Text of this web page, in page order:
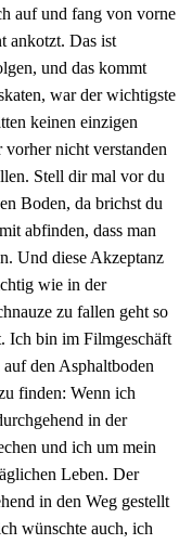
auf und fang von vorne
ankotzt. Das ist
und das kommt
war der wichtigste
keinen einzigen
nicht verstanden
Stell dir mal vor du
Boden, da brichst du
abfinden, dass man
Und diese Akzeptanz
wie in der
zu fallen geht so
Ich bin im Filmgeschäft
den Asphaltboden
finden: Wenn ich
in der
und ich um mein
Leben. Der
in den Weg gestellt
wünschte auch, ich